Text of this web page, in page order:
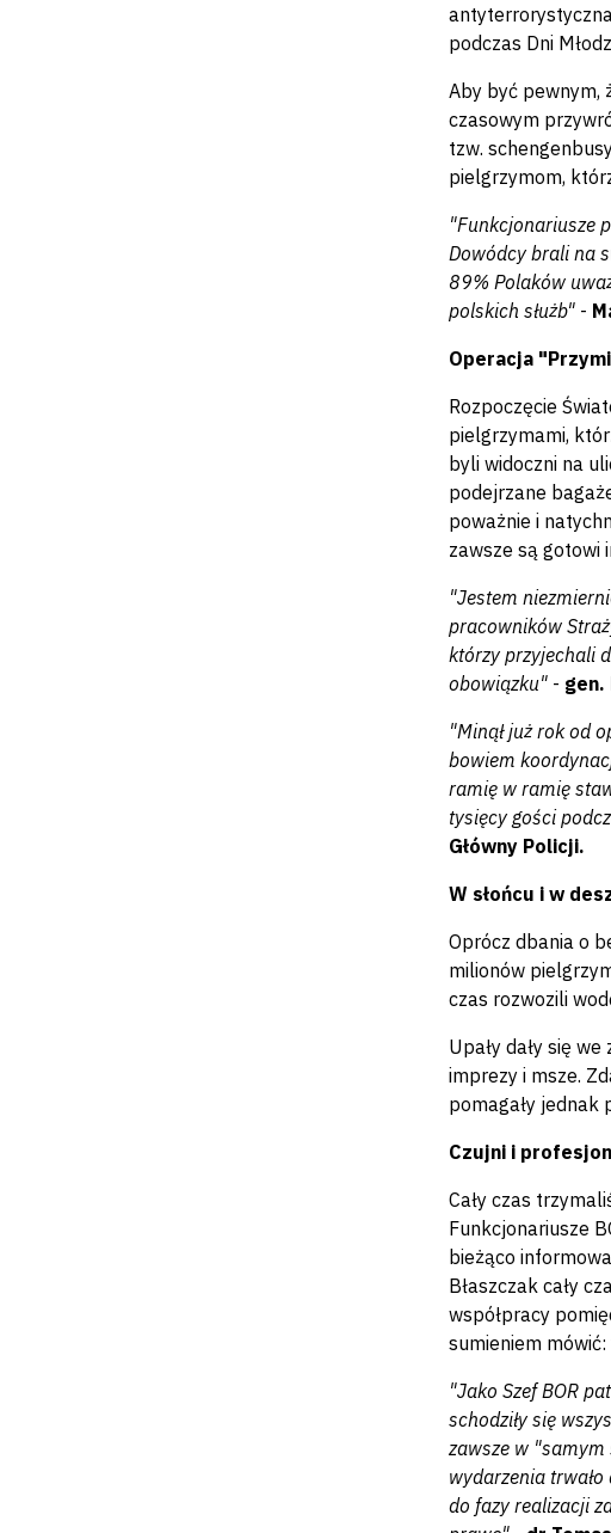
podczas Dni
Aby być pewnym,
czasowym
tzw.
pielgrzymom,
"Funkcjonariusze
Dowódcy brali na
89% Polaków
polskich służb" -
Operacja
Rozpoczęcie
pielgrzymami,
byli widoczni na
podejrzane
poważnie i
zawsze są gotowi
"Jestem
pracowników
którzy przyjechali
obowiązku" - gen.
"Minął już rok od
bowiem
ramię w ramię
tysięcy gości
Główny Policji.
W słońcu i w
Oprócz dbania o
milionów
czas rozwozili
Upały dały się
imprezy i msze.
pomagały jednak
Czujni i
Cały czas
Funkcjonariusze
bieżąco
Błaszczak cały
współpracy
sumieniem
"Jako Szef BOR
schodziły się
zawsze w
wydarzenia
do fazy realizacji